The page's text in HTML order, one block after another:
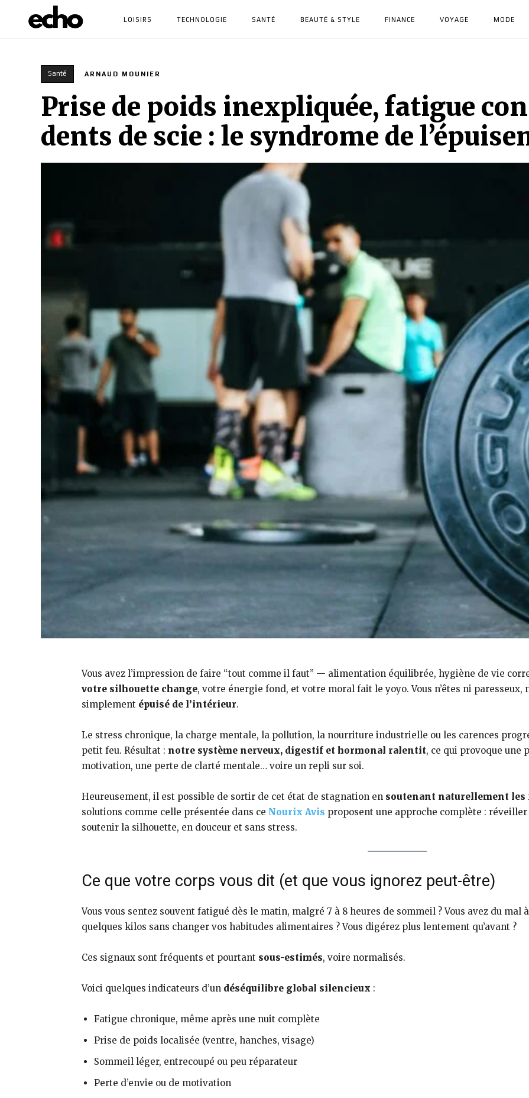
LOISIRS TECHNOLOGIE SANTÉ BEAUTÉ & STYLE FINANCE VOYAGE MODE
Santé ARNAUD MOUNIER
Prise de poids inexpliquée, fatigue
dents de scie : le syndrome de
Vous avez l’impression de faire “tout comme il faut” — alimentation équilibrée, hygiène de vie
votre silhouette change, votre énergie fond, et votre moral fait le yoyo. Vous n’êtes ni
simplement épuisé de l’intérieur.
Le stress chronique, la charge mentale, la pollution, la nourriture industrielle ou les carences
petit feu. Résultat : notre système nerveux, digestif et hormonal ralentit, ce qui provoque une
motivation, une perte de clarté mentale… voire un repli sur soi.
Heureusement, il est possible de sortir de cet état de stagnation en soutenant naturellement
solutions comme celle présentée dans ce Nourix Avis proposent une approche complète :
soutenir la silhouette, en douceur et sans stress.
Ce que votre corps vous dit (et que vous ignorez peut-être)
Vous vous sentez souvent fatigué dès le matin, malgré 7 à 8 heures de sommeil ? Vous avez du mal
quelques kilos sans changer vos habitudes alimentaires ? Vous digérez plus lentement qu’avant ?
Ces signaux sont fréquents et pourtant sous-estimés, voire normalisés.
Voici quelques indicateurs d’un déséquilibre global silencieux :
Fatigue chronique, même après une nuit complète
Prise de poids localisée (ventre, hanches, visage)
Sommeil léger, entrecoupé ou peu réparateur
Perte d’envie ou de motivation